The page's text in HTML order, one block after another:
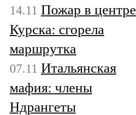
14.11 Пожар в центре
Курска: сгорела
маршрутка
07.11 Итальянская
мафия: члены
Ндрангеты